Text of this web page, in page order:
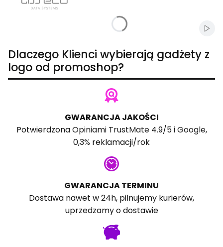
Dlaczego Klienci wybierają gadżety z
logo od promoshop?
GWARANCJA JAKOŚCI
PotwierdzonaOpiniami TrustMate4.9/5 iGoogle,
0,3% reklamacji/rok
GWARANCJA TERMINU
Dostawa nawet w 24h, pilnujemy kurierów,
uprzedzamy o dostawie